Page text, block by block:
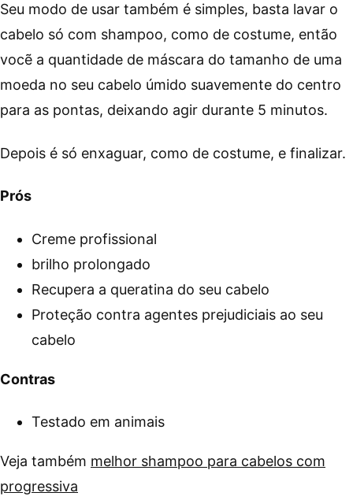
Seu modo de usar também é simples, basta lavar o
cabelo só com shampoo, como de costume, então
vocẽ a quantidade de máscara do tamanho de uma
moeda no seu cabelo úmido suavemente do centro
para as pontas, deixando agir durante 5 minutos.
Depois é só enxaguar, como de costume, e finalizar.
Prós
Creme profissional
brilho prolongado
Recupera a queratina do seu cabelo
Proteção contra agentes prejudiciais ao seu
cabelo
Contras
Testado em animais
Veja também melhor shampoo para cabelos com
progressiva